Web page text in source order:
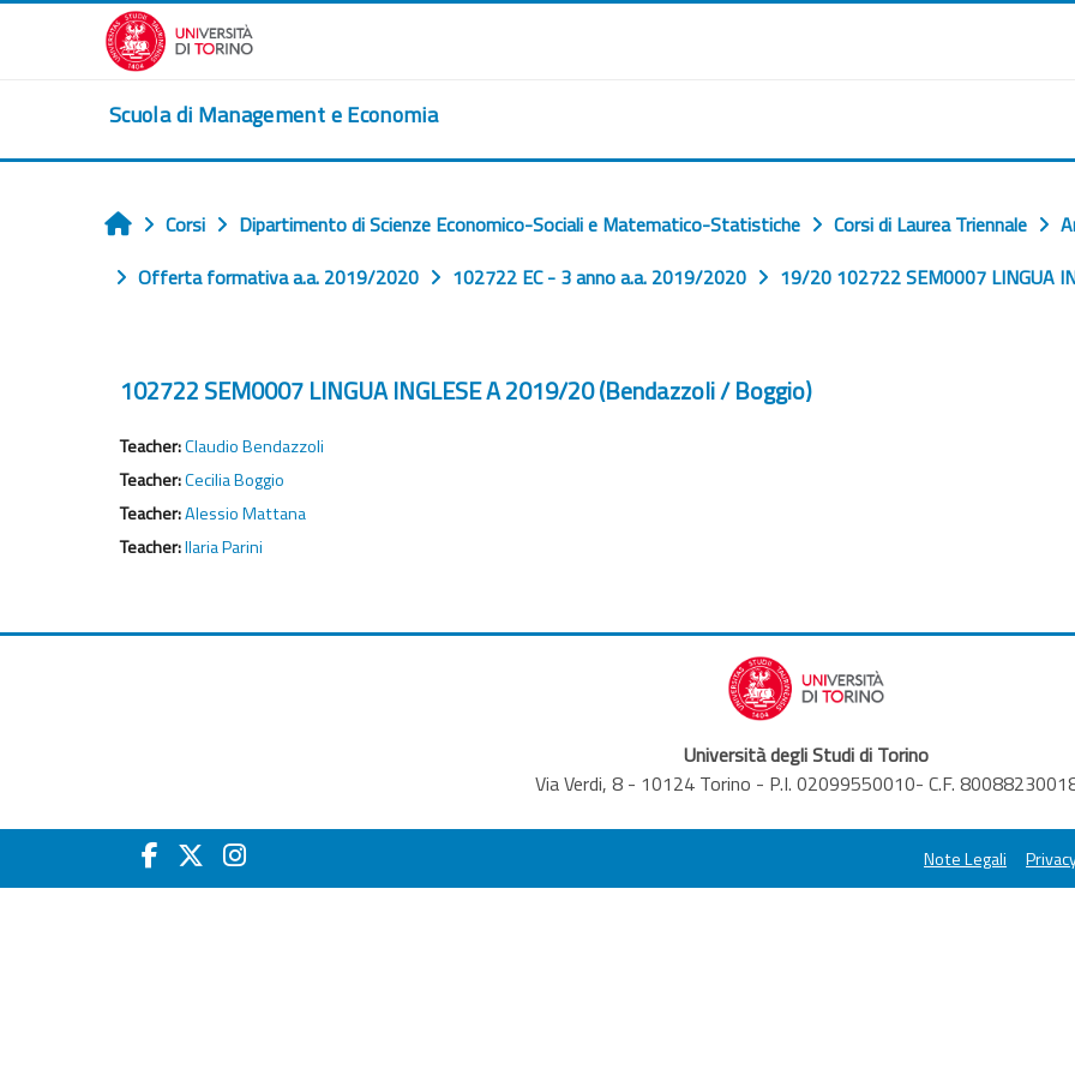
Vai al contenuto principale
Scuola di Management e Economia
Home
Corsi Dipartimento di Scienze Economico-Sociali e Matematico-Statistiche Corsi di Laurea Triennale
Offerta formativa a.a. 2019/2020
102722 EC - 3 anno a.a. 2019/2020 19/20 102722 SEM0007 LINGUA
102722 SEM0007 LINGUA INGLESE A 2019/20 (Bendazzoli / Boggio)
Teacher:Claudio Bendazzoli
Teacher:Cecilia Boggio
Teacher:Alessio Mattana
Teacher:Ilaria Parini
Università degli Studi di Torino
Via Verdi, 8 - 10124 Torino - P.I. 02099550010- C.F.
Note Legali